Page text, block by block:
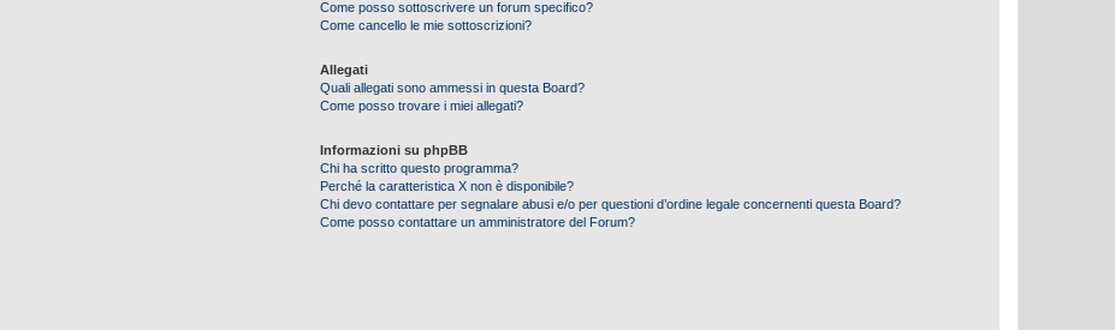
Come posso sottoscrivere un forum specifico?
Come cancello le mie sottoscrizioni?
Allegati
Quali allegati sono ammessi in questa Board?
Come posso trovare i miei allegati?
Informazioni su phpBB
Chi ha scritto questo programma?
Perché la caratteristica X non è disponibile?
Chi devo contattare per segnalare abusi e/o per questioni d’ordine legale concernenti questa Board?
Come posso contattare un amministratore del Forum?